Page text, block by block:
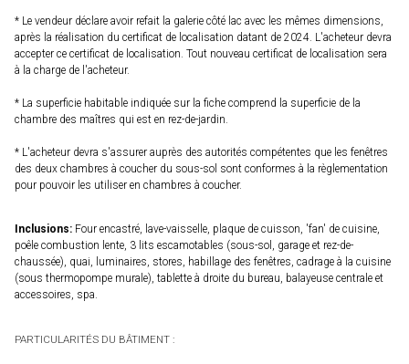
* Le vendeur déclare avoir refait la galerie côté lac avec les mêmes dimensions,
après la réalisation du certificat de localisation datant de 2024. L'acheteur devra
accepter ce certificat de localisation. Tout nouveau certificat de localisation sera
à la charge de l'acheteur.
* La superficie habitable indiquée sur la fiche comprend la superficie de la
chambre des maîtres qui est en rez-de-jardin.
* L'acheteur devra s'assurer auprès des autorités compétentes que les fenêtres
des deux chambres à coucher du sous-sol sont conformes à la règlementation
pour pouvoir les utiliser en chambres à coucher.
Inclusions: Four encastré, lave-vaisselle, plaque de cuisson, 'fan' de cuisine,
poêle combustion lente, 3 lits escamotables (sous-sol, garage et rez-de-
chaussée), quai, luminaires, stores, habillage des fenêtres, cadrage à la cuisine
(sous thermopompe murale), tablette à droite du bureau, balayeuse centrale et
accessoires, spa.
PARTICULARITÉS DU BÂTIMENT :